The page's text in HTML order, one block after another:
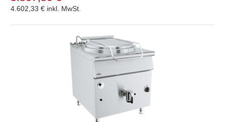
4.602,33 € inkl. MwSt.